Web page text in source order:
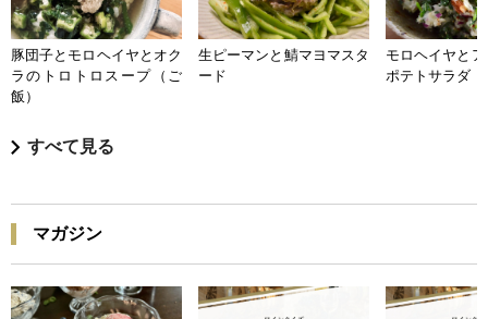
豚団子とモロヘイヤとオク
ラのトロトロスープ（ご
飯）
生ピーマンと鯖マヨマスタ
ード
モロヘイヤと
ポテトサラダ
すべて見る
マガジン